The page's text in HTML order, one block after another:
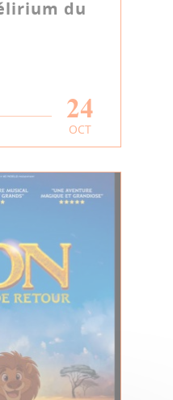
du
24
OCT